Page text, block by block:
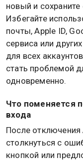
новый и
Избегайте
почты, Apple ID,
сервиса или
для всех
стать проблемой
одновременно.
Что поменяется
входа
После
столкнуться с
кнопкой или